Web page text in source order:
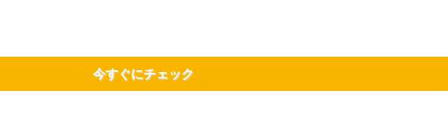
今すぐにチェック